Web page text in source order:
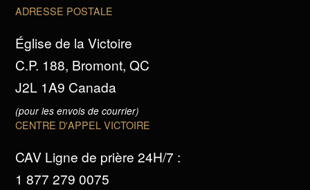
ADRESSE POSTALE
Église de la Victoire
C.P. 188, Bromont, QC
J2L 1A9 Canada
(pour les envois de courrier)
CENTRE D'APPEL VICTOIRE
CAV Ligne de prière 24H/7 :
1 877 279 0075